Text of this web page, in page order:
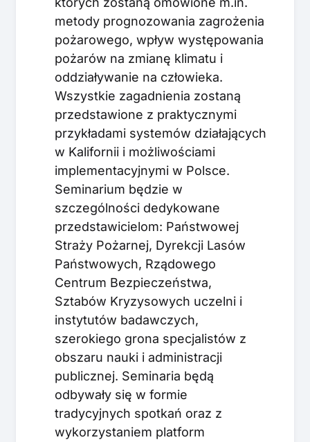
metody prognozowania zagrożenia
pożarowego, wpływ występowania
pożarów na zmianę klimatu i
oddziaływanie na człowieka.
Wszystkie zagadnienia zostaną
przedstawione z praktycznymi
przykładami systemów działających
w Kalifornii i możliwościami
implementacyjnymi w Polsce.
Seminarium będzie w
szczególności dedykowane
przedstawicielom: Państwowej
Straży Pożarnej, Dyrekcji Lasów
Państwowych, Rządowego
Centrum Bezpieczeństwa,
Sztabów Kryzysowych uczelni i
instytutów badawczych,
szerokiego grona specjalistów z
obszaru nauki i administracji
publicznej. Seminaria będą
odbywały się w formie
tradycyjnych spotkań oraz z
wykorzystaniem platform